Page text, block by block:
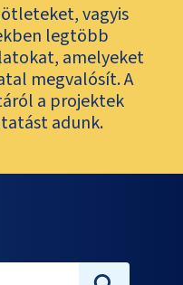
vagyis
legtöbb
amelyeket
megvalósít. A
a projektek
adunk.